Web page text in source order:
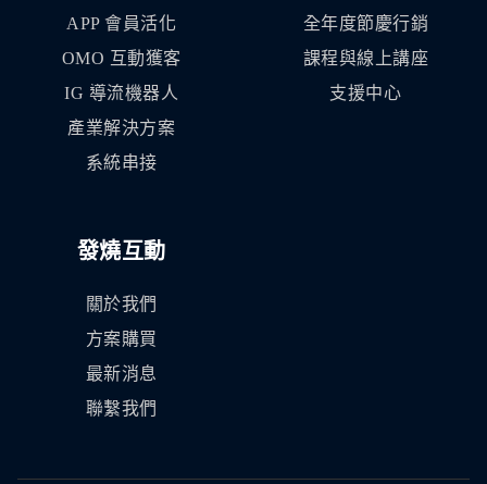
APP 會員活化
OMO 互動獲客
IG 導流機器人
產業解決方案
系統串接
全年度節慶行銷
課程與線上講座
支援中心
發燒互動
關於我們
方案購買
最新消息
聯繫我們